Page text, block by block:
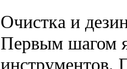
Очистка и
Первым шагом
инструментов.